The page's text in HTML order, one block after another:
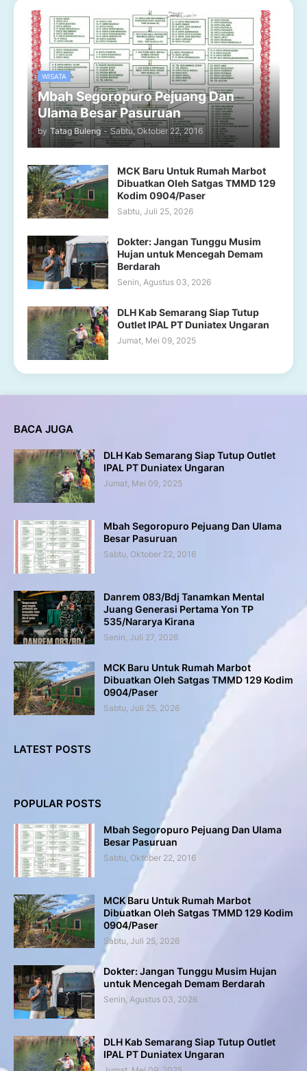
WISATA
Mbah Segoropuro Pejuang Dan
Ulama Besar Pasuruan
by Tatag Buleng - Sabtu, Oktober 22, 2016
MCK Baru Untuk Rumah Marbot
Dibuatkan Oleh Satgas TMMD 129
Kodim 0904/Paser
Sabtu, Juli 25, 2026
Dokter: Jangan Tunggu Musim
Hujan untuk Mencegah Demam
Berdarah
Senin, Agustus 03, 2026
DLH Kab Semarang Siap Tutup
Outlet IPAL PT Duniatex Ungaran
Jumat, Mei 09, 2025
BACA JUGA
DLH Kab Semarang Siap Tutup Outlet
IPAL PT Duniatex Ungaran
Jumat, Mei 09, 2025
Mbah Segoropuro Pejuang Dan Ulama
Besar Pasuruan
Sabtu, Oktober 22, 2016
Danrem 083/Bdj Tanamkan Mental
Juang Generasi Pertama Yon TP
535/Nararya Kirana
Senin, Juli 27, 2026
MCK Baru Untuk Rumah Marbot
Dibuatkan Oleh Satgas TMMD 129 Kodim
0904/Paser
Sabtu, Juli 25, 2026
LATEST POSTS
POPULAR POSTS
Mbah Segoropuro Pejuang Dan Ulama
Besar Pasuruan
Sabtu, Oktober 22, 2016
MCK Baru Untuk Rumah Marbot
Dibuatkan Oleh Satgas TMMD 129 Kodim
0904/Paser
Sabtu, Juli 25, 2026
Dokter: Jangan Tunggu Musim Hujan
untuk Mencegah Demam Berdarah
Senin, Agustus 03, 2026
DLH Kab Semarang Siap Tutup Outlet
IPAL PT Duniatex Ungaran